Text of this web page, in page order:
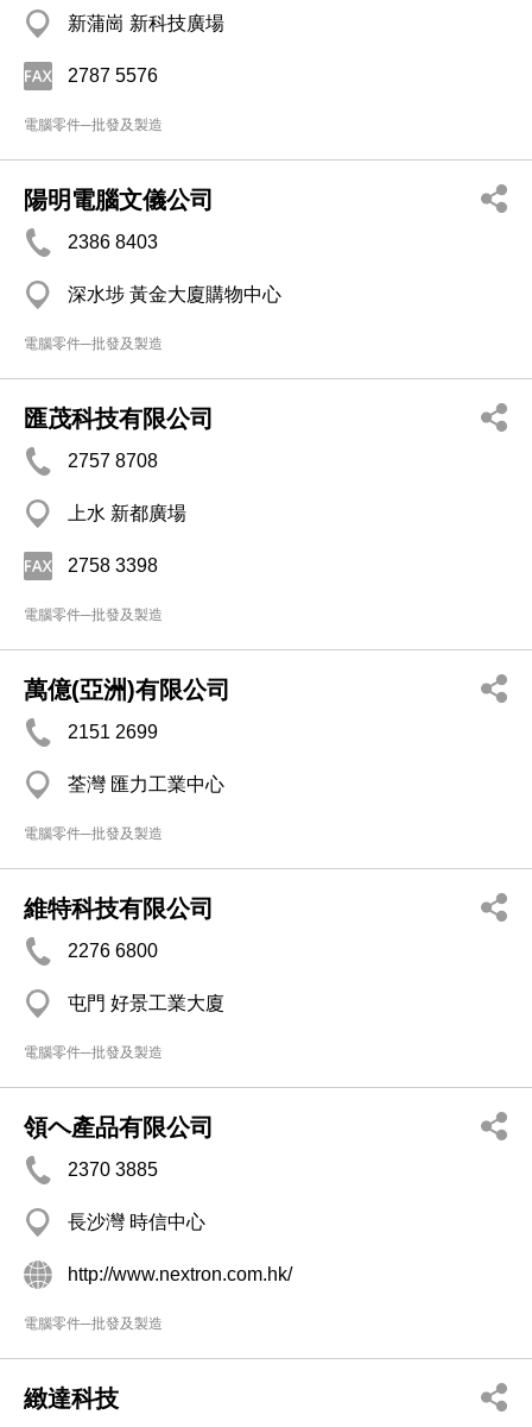
新蒲崗 新科技廣場
2787 5576
電腦零件─批發及製造
陽明電腦文儀公司
2386 8403
深水埗 黃金大廈購物中心
電腦零件─批發及製造
匯茂科技有限公司
2757 8708
上水 新都廣場
2758 3398
電腦零件─批發及製造
萬億(亞洲)有限公司
2151 2699
荃灣 匯力工業中心
電腦零件─批發及製造
維特科技有限公司
2276 6800
屯門 好景工業大廈
電腦零件─批發及製造
領ヘ產品有限公司
2370 3885
長沙灣 時信中心
http://www.nextron.com.hk/
電腦零件─批發及製造
緻達科技